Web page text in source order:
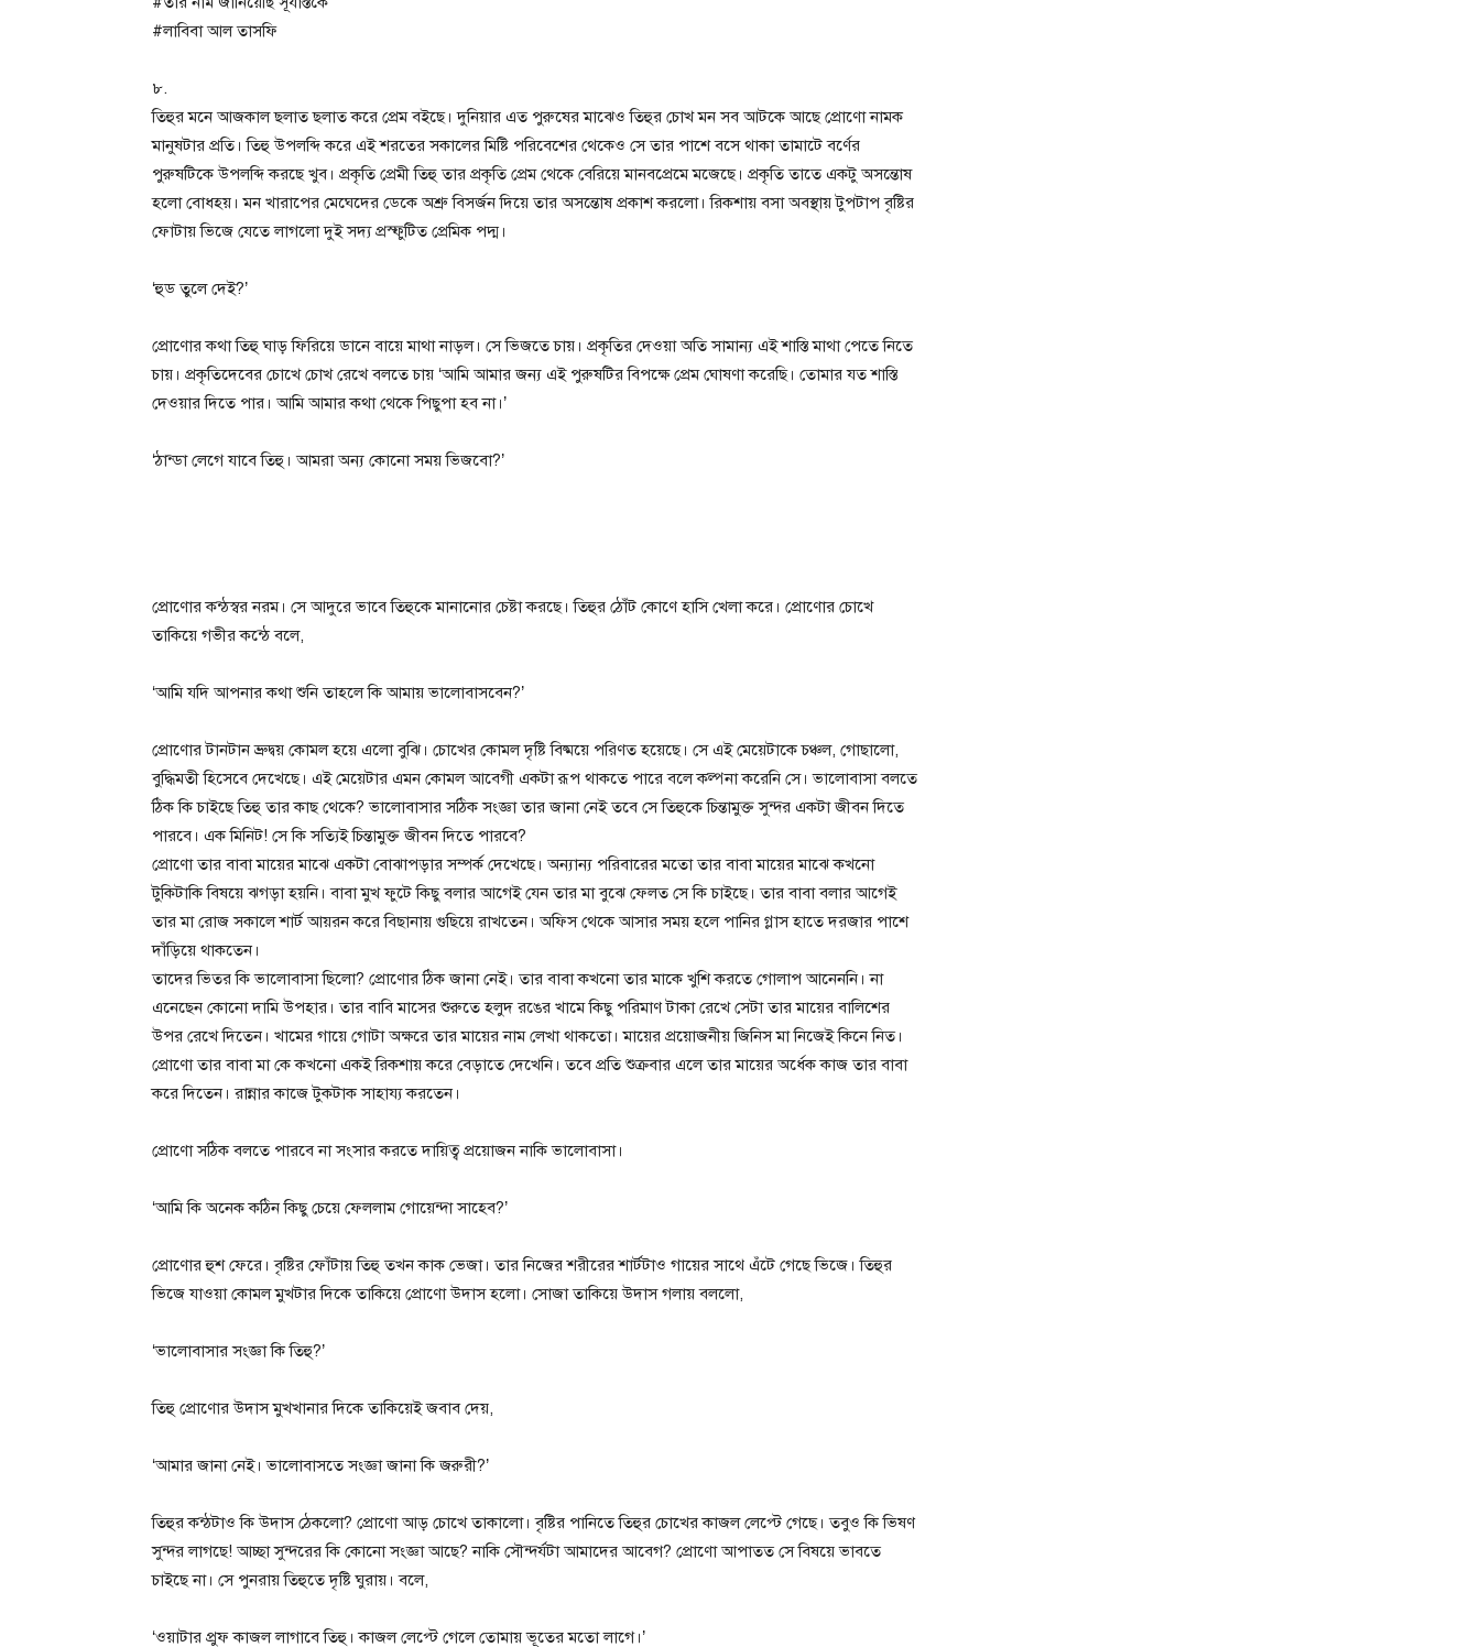
#লাবিবা আল তাসফি
৮.
তিহুর মনে আজকাল ছলাত ছলাত করে প্রেম বইছে। দুনিয়ার এত পুরুষের মাঝেও তিহুর চোখ মন সব আটকে আছে প্রোণো নামক
মানুষটার প্রতি। তিহু উপলব্দি করে এই শরতের সকালের মিষ্টি পরিবেশের থেকেও সে তার পাশে বসে থাকা তামাটে বর্ণের
পুরুষটিকে উপলব্দি করছে খুব। প্রকৃতি প্রেমী তিহু তার প্রকৃতি প্রেম থেকে বেরিয়ে মানবপ্রেমে মজেছে। প্রকৃতি তাতে একটু অসন্তোষ
হলো বোধহয়। মন খারাপের মেঘেদের ডেকে অশ্রু বিসর্জন দিয়ে তার অসন্তোষ প্রকাশ করলো। রিকশায় বসা অবস্থায় টুপটাপ বৃষ্টির
ফোটায় ভিজে যেতে লাগলো দুই সদ্য প্রস্ফুটিত প্রেমিক পদ্ম।
‘হুড তুলে দেই?’
প্রোণোর কথা তিহু ঘাড় ফিরিয়ে ডানে বায়ে মাথা নাড়ল। সে ভিজতে চায়। প্রকৃতির দেওয়া অতি সামান্য এই শাস্তি মাথা পেতে নিতে
চায়। প্রকৃতিদেবের চোখে চোখ রেখে বলতে চায় ‘আমি আমার জন্য এই পুরুষটির বিপক্ষে প্রেম ঘোষণা করেছি। তোমার যত শাস্তি
দেওয়ার দিতে পার। আমি আমার কথা থেকে পিছুপা হব না।’
‘ঠান্ডা লেগে যাবে তিহু। আমরা অন্য কোনো সময় ভিজবো?’
প্রোণোর কন্ঠস্বর নরম। সে আদুরে ভাবে তিহুকে মানানোর চেষ্টা করছে। তিহুর ঠোঁট কোণে হাসি খেলা করে। প্রোণোর চোখে
তাকিয়ে গভীর কন্ঠে বলে,
‘আমি যদি আপনার কথা শুনি তাহলে কি আমায় ভালোবাসবেন?’
প্রোণোর টানটান ভ্রুদ্বয় কোমল হয়ে এলো বুঝি। চোখের কোমল দৃষ্টি বিষ্ময়ে পরিণত হয়েছে। সে এই মেয়েটাকে চঞ্চল, গোছালো,
বুদ্ধিমতী হিসেবে দেখেছে। এই মেয়েটার এমন কোমল আবেগী একটা রূপ থাকতে পারে বলে কল্পনা করেনি সে। ভালোবাসা বলতে
ঠিক কি চাইছে তিহু তার কাছ থেকে? ভালোবাসার সঠিক সংজ্ঞা তার জানা নেই তবে সে তিহুকে চিন্তামুক্ত সুন্দর একটা জীবন দিতে
পারবে। এক মিনিট! সে কি সত্যিই চিন্তামুক্ত জীবন দিতে পারবে?
প্রোণো তার বাবা মায়ের মাঝে একটা বোঝাপড়ার সম্পর্ক দেখেছে। অন্যান্য পরিবারের মতো তার বাবা মায়ের মাঝে কখনো
টুকিটাকি বিষয়ে ঝগড়া হয়নি। বাবা মুখ ফুটে কিছু বলার আগেই যেন তার মা বুঝে ফেলত সে কি চাইছে। তার বাবা বলার আগেই
তার মা রোজ সকালে শার্ট আয়রন করে বিছানায় গুছিয়ে রাখতেন। অফিস থেকে আসার সময় হলে পানির গ্লাস হাতে দরজার পাশে
দাঁড়িয়ে থাকতেন।
তাদের ভিতর কি ভালোবাসা ছিলো? প্রোণোর ঠিক জানা নেই। তার বাবা কখনো তার মাকে খুশি করতে গোলাপ আনেননি। না
এনেছেন কোনো দামি উপহার। তার বাবি মাসের শুরুতে হলুদ রঙের খামে কিছু পরিমাণ টাকা রেখে সেটা তার মায়ের বালিশের
উপর রেখে দিতেন। খামের গায়ে গোটা অক্ষরে তার মায়ের নাম লেখা থাকতো। মায়ের প্রয়োজনীয় জিনিস মা নিজেই কিনে নিত।
প্রোণো তার বাবা মা কে কখনো একই রিকশায় করে বেড়াতে দেখেনি। তবে প্রতি শুক্রবার এলে তার মায়ের অর্ধেক কাজ তার বাবা
করে দিতেন। রান্নার কাজে টুকটাক সাহায্য করতেন।
প্রোণো সঠিক বলতে পারবে না সংসার করতে দায়িত্ব প্রয়োজন নাকি ভালোবাসা।
‘আমি কি অনেক কঠিন কিছু চেয়ে ফেললাম গোয়েন্দা সাহেব?’
প্রোণোর হুশ ফেরে। বৃষ্টির ফোঁটায় তিহু তখন কাক ভেজা। তার নিজের শরীরের শার্টটাও গায়ের সাথে এঁটে গেছে ভিজে। তিহুর
ভিজে যাওয়া কোমল মুখটার দিকে তাকিয়ে প্রোণো উদাস হলো। সোজা তাকিয়ে উদাস গলায় বললো,
‘ভালোবাসার সংজ্ঞা কি তিহু?’
তিহু প্রোণোর উদাস মুখখানার দিকে তাকিয়েই জবাব দেয়,
‘আমার জানা নেই। ভালোবাসতে সংজ্ঞা জানা কি জরুরী?’
তিহুর কন্ঠটাও কি উদাস ঠেকলো? প্রোণো আড় চোখে তাকালো। বৃষ্টির পানিতে তিহুর চোখের কাজল লেপ্টে গেছে। তবুও কি ভিষণ
সুন্দর লাগছে! আচ্ছা সুন্দরের কি কোনো সংজ্ঞা আছে? নাকি সৌন্দর্যটা আমাদের আবেগ? প্রোণো আপাতত সে বিষয়ে ভাবতে
চাইছে না। সে পুনরায় তিহুতে দৃষ্টি ঘুরায়। বলে,
‘ওয়াটার প্রুফ কাজল লাগাবে তিহু। কাজল লেপ্টে গেলে তোমায় ভূতের মতো লাগে।’